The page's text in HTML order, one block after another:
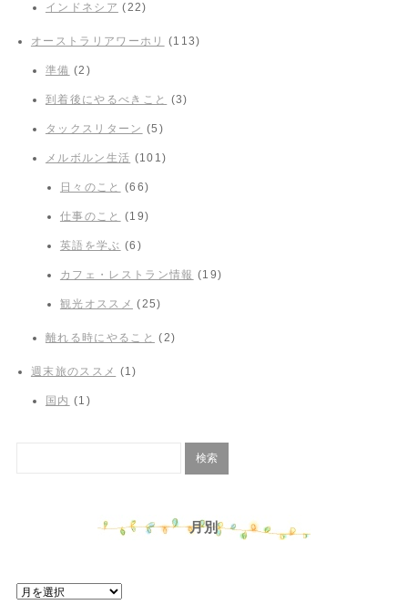
インドネシア (22)
オーストラリアワーホリ (113)
準備 (2)
到着後にやるべきこと (3)
タックスリターン (5)
メルボルン生活 (101)
日々のこと (66)
仕事のこと (19)
英語を学ぶ (6)
カフェ・レストラン情報 (19)
観光オススメ (25)
離れる時にやること (2)
週末旅のススメ (1)
国内 (1)
月別